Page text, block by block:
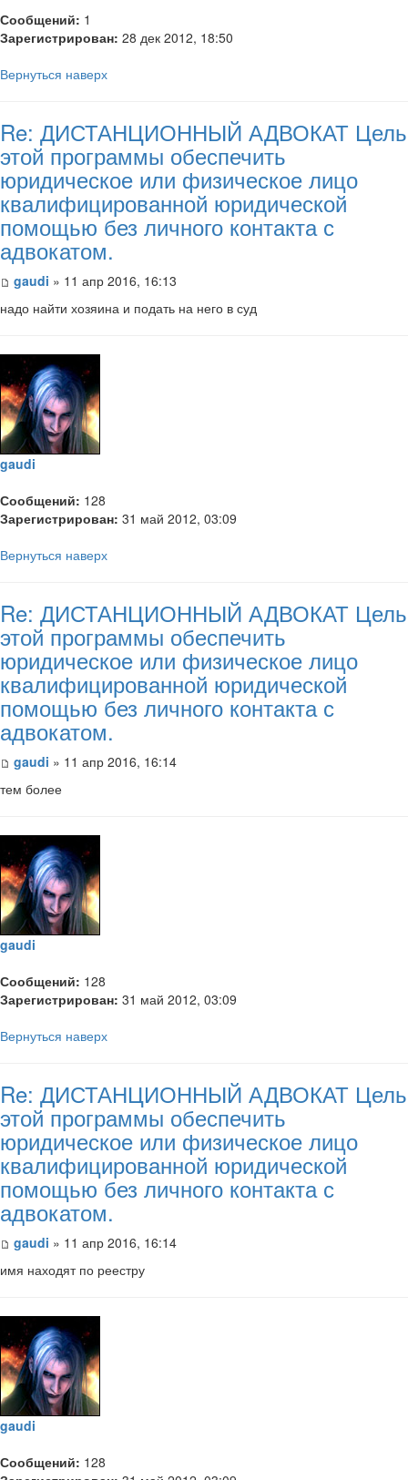
Сообщений: 1
Зарегистрирован: 28 дек 2012, 18:50
Вернуться наверх
Re: ДИСТАНЦИОННЫЙ АДВОКАТ Цель
этой программы обеспечить
юридическое или физическое лицо
квалифицированной юридической
помощью без личного контакта с
адвокатом.
gaudi » 11 апр 2016, 16:13
надо найти хозяина и подать на него в суд
gaudi
Сообщений: 128
Зарегистрирован: 31 май 2012, 03:09
Вернуться наверх
Re: ДИСТАНЦИОННЫЙ АДВОКАТ Цель
этой программы обеспечить
юридическое или физическое лицо
квалифицированной юридической
помощью без личного контакта с
адвокатом.
gaudi » 11 апр 2016, 16:14
тем более
gaudi
Сообщений: 128
Зарегистрирован: 31 май 2012, 03:09
Вернуться наверх
Re: ДИСТАНЦИОННЫЙ АДВОКАТ Цель
этой программы обеспечить
юридическое или физическое лицо
квалифицированной юридической
помощью без личного контакта с
адвокатом.
gaudi » 11 апр 2016, 16:14
имя находят по реестру
gaudi
Сообщений: 128